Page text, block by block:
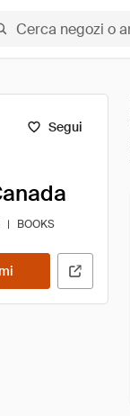
Segui
| BOOKS